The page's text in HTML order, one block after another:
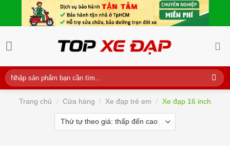
Tìm
kiếm:
Trang chủ / Cửa hàng / Xe đạp trẻ em / Xe đạp 16 inch